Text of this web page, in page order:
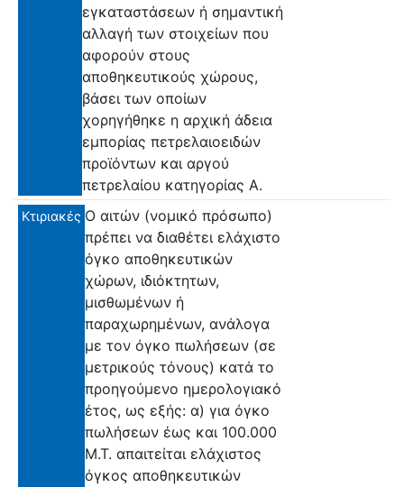
εγκαταστάσεων ή σημαντική
αλλαγή των στοιχείων που
αφορούν στους
αποθηκευτικούς χώρους,
βάσει των οποίων
χορηγήθηκε η αρχική άδεια
εμπορίας πετρελαιοειδών
προϊόντων και αργού
πετρελαίου κατηγορίας Α.
Κτιριακές Ο αιτών (νομικό πρόσωπο)
πρέπει να διαθέτει ελάχιστο
όγκο αποθηκευτικών
χώρων, ιδιόκτητων,
μισθωμένων ή
παραχωρημένων, ανάλογα
με τον όγκο πωλήσεων (σε
μετρικούς τόνους) κατά το
προηγούμενο ημερολογιακό
έτος, ως εξής: α) για όγκο
πωλήσεων έως και 100.000
Μ.Τ. απαιτείται ελάχιστος
όγκος αποθηκευτικών